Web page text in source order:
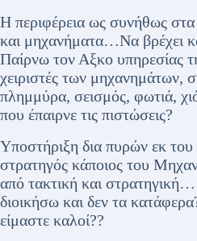
Η περιφέρεια ως συνήθως
και μηχανήματα…Να βρέχει
Παίρνω τον Αξκο υπηρεσίας
χειριστές των μηχανημάτων,
πλημμύρα, σεισμός, φωτιά,
που έπαιρνε τις πιστώσεις?
Υποστήριξη δια πυρών εκ του
στρατηγός κάποιος του
από τακτική και
διοικήσω και δεν τα
είμαστε καλοί??